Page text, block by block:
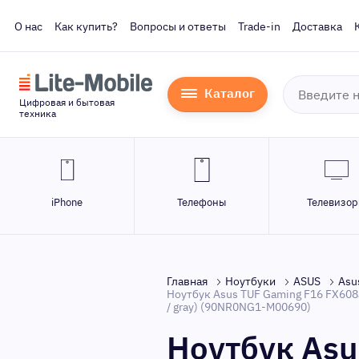
О нас Как купить? Вопросы и ответы Trade-in Доставка
Цифровая и бытовая
техника
Каталог
iPhone Телефоны
Главная Ноутбуки ASUS
Ноутбук Asus TUF Gaming F16
/ gray) (90NR0NG1-M00690)
Ноутбук